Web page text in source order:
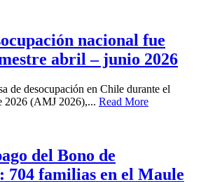
nacional fue
abril – junio 2026
de desocupación en Chile durante el
2026 (AMJ 2026),... Read More
del Bono de
704 familias en el Maule